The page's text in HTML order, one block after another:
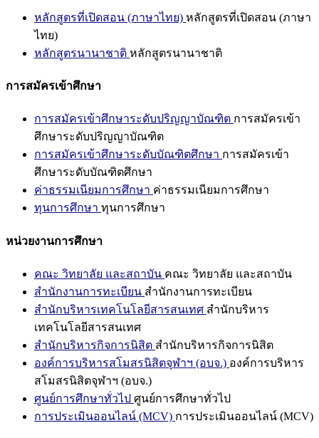
หลักสูตรที่เปิดสอน (ภาษาไทย) หลักสูตรที่เปิดสอน (ภาษา
ไทย)
หลักสูตรนานาชาติ หลักสูตรนานาชาติ
การสมัครเข้าศึกษา
การสมัครเข้าศึกษาระดับปริญญาบัณฑิต การสมัครเข้า
ศึกษาระดับปริญญาบัณฑิต
การสมัครเข้าศึกษาระดับบัณฑิตศึกษา การสมัครเข้า
ศึกษาระดับบัณฑิตศึกษา
ค่าธรรมเนียมการศึกษา ค่าธรรมเนียมการศึกษา
ทุนการศึกษา ทุนการศึกษา
หน่วยงานการศึกษา
คณะ วิทยาลัย และสถาบัน คณะ วิทยาลัย และสถาบัน
สำนักงานการทะเบียน สำนักงานการทะเบียน
สำนักบริหารเทคโนโลยีสารสนเทศ สำนักบริหาร
เทคโนโลยีสารสนเทศ
สำนักบริหารกิจการนิสิต สำนักบริหารกิจการนิสิต
องค์การบริหารสโมสรนิสิตจุฬาฯ (อบจ.) องค์การบริหาร
สโมสรนิสิตจุฬาฯ (อบจ.)
ศูนย์การศึกษาทั่วไป ศูนย์การศึกษาทั่วไป
การประเมินออนไลน์ (MCV) การประเมินออนไลน์ (MCV)